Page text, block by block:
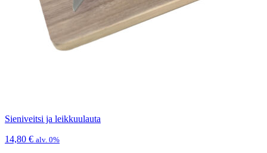
Sieniveitsi ja leikkuulauta
14,80 € alv. 0%